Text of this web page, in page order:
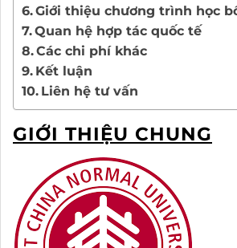
Giới thiệu chương trình học
Quan hệ hợp tác quốc tế
Các chi phí khác
Kết luận
Liên hệ tư vấn
GIỚI THIỆU CHUNG